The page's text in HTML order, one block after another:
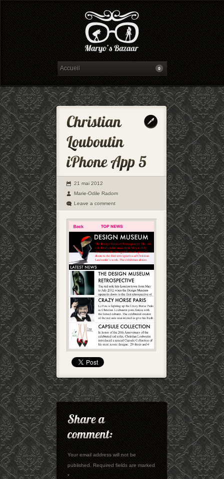
21 mai 2012
Marie-Odile Radom
Leave a comment
Your email address will not be
published. Required fields are marked
*